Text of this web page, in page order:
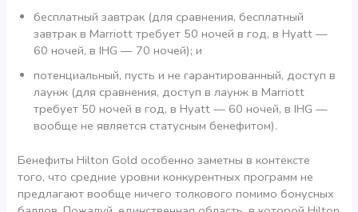
бесплатный завтрак (для сравнения, бесплатный
завтрак в Marriott требует 50 ночей в год, в Hyatt —
60 ночей, в IHG — 70 ночей); и
потенциальный, пусть и не гарантированный, доступ в
лаунж (для сравнения, доступ в лаунж в Marriott
требует 50 ночей в год, в Hyatt — 60 ночей, в IHG —
вообще не является статусным бенефитом).
Бенефиты Hilton Gold особенно заметны в контексте
того, что средние уровни конкурентных программ не
предлагают вообще ничего толкового помимо бонусных